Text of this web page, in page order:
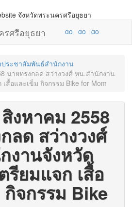
รศรีอยุธยา
ระชาสัมพันธ์สำนักงาน
นายทรงกลด สว่างวงศ์ หน.สำนักงาน
สื้อและเข็ม กิจกรรม Bike for Mom
งหาคม 2558
ลด สว่างวงศ์
งานจังหวัด
รียมแจก เสื้อ
กิจกรรม Bike